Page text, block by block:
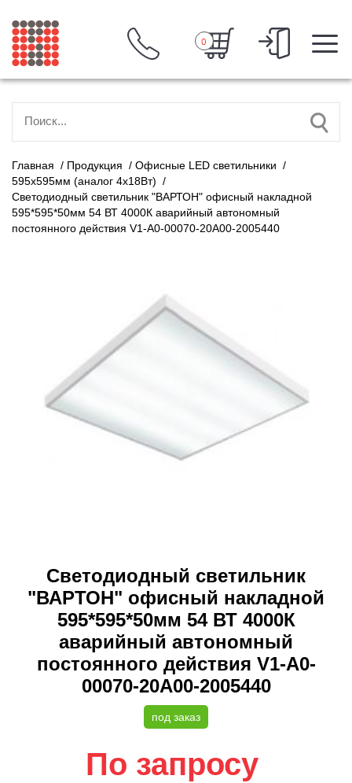
0
Главная / Продукция / Офисные LED светильники /
595х595мм (аналог 4х18Вт) /
Светодиодный светильник "ВАРТОН" офисный накладной
595*595*50мм 54 ВТ 4000К аварийный автономный
постоянного действия V1-A0-00070-20A00-2005440
Светодиодный светильник
"ВАРТОН" офисный накладной
595*595*50мм 54 ВТ 4000К
аварийный автономный
постоянного действия V1-A0-
00070-20A00-2005440
под заказ
По запросу